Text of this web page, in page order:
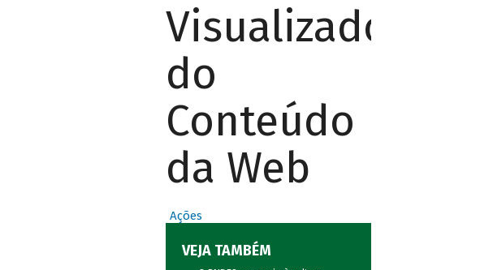
Visualizador
do
Conteúdo
da Web
Ações
VEJA TAMBÉM